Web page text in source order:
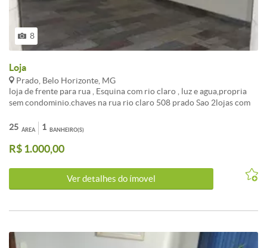
8
Loja
Prado, Belo Horizonte, MG
loja de frente para rua , Esquina com rio claro , luz e agua,propria
sem condominio.chaves na rua rio claro 508 prado Sao 2lojas com
rua valor do aluguel(100,00)
ÁREA
25 BANHEIRO(S)
1
R$ 1.000,00
Ver detalhes do ímovel